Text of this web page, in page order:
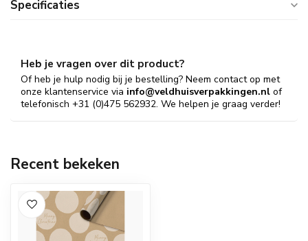
Specificaties
Heb je vragen over dit product?
Of heb je hulp nodig bij je bestelling? Neem contact op met
onze klantenservice via info@veldhuisverpakkingen.nl of
telefonisch +31 (0)475 562932. We helpen je graag verder!
Recent bekeken